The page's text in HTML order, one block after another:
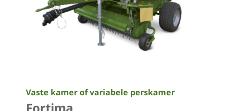
Vaste kamer of variabele perskamer